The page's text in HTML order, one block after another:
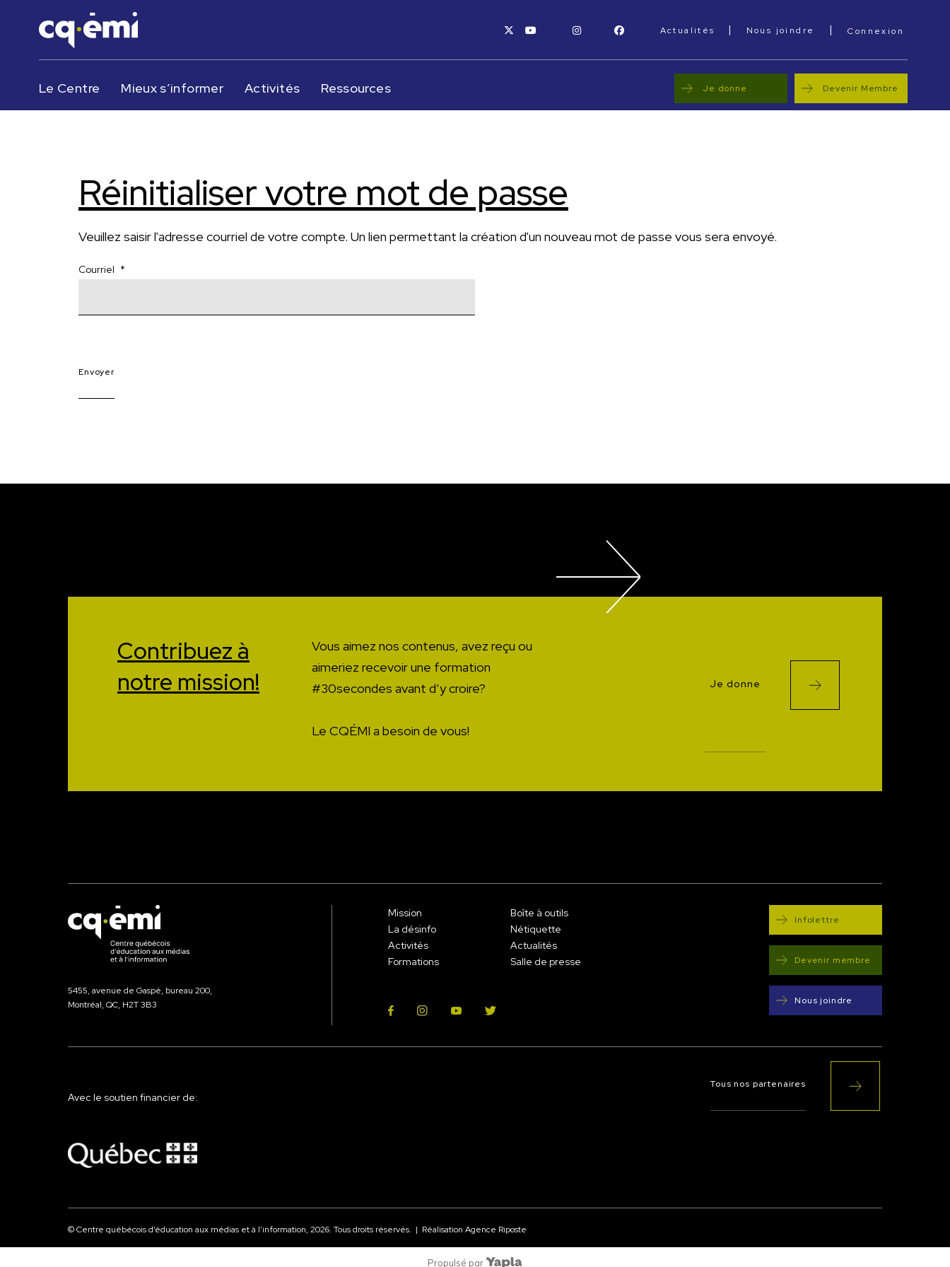
Actualités | Nous joindre | Connexion
facebook
x-twitteryoutube instagram
Le Centre Mieux s’informer Activités Ressources Devenir Membre
Je donne
Réinitialiser votre mot de passe
Veuillez saisir l'adresse courriel de votre compte. Un lien permettant la création d'un nouveau mot de passe vous sera envoyé.
Courriel *
Contribuez à
notre mission!
Vous aimez nos contenus, avez reçu ou
aimeriez recevoir une formation
#30secondes avant d’y croire?
Le CQÉMI a besoin de vous!
Je donne
5455, avenue de Gaspé, bureau 200,
Montréal, QC, H2T 3B3
Mission
La désinfo
Activités
Formations
Boîte à outils
Nétiquette
Actualités
Salle de presse
Infolettre
Devenir membre
Nous joindre
Avec le soutien financier de:
Tous nos partenaires
© Centre québécois d’éducation aux médias et à l’information, 2026. Tous droits réservés. | Réalisation Agence Riposte
Propulsé par